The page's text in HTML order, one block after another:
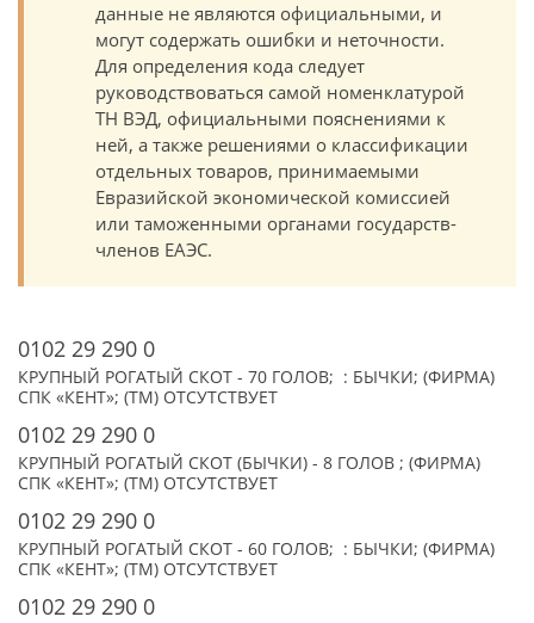
данные не являются официальными, и
могут содержать ошибки и неточности.
Для определения кода следует
руководствоваться самой номенклатурой
ТН ВЭД, официальными пояснениями к
ней, а также решениями о классификации
отдельных товаров, принимаемыми
Евразийской экономической комиссией
или таможенными органами государств-
членов ЕАЭС.
0102 29 290 0
КРУПНЫЙ РОГАТЫЙ СКОТ - 70 ГОЛОВ; : БЫЧКИ; (ФИРМА)
СПК «КЕНТ»; (TM) ОТСУТСТВУЕТ
0102 29 290 0
КРУПНЫЙ РОГАТЫЙ СКОТ (БЫЧКИ) - 8 ГОЛОВ ; (ФИРМА)
СПК «КЕНТ»; (TM) ОТСУТСТВУЕТ
0102 29 290 0
КРУПНЫЙ РОГАТЫЙ СКОТ - 60 ГОЛОВ; : БЫЧКИ; (ФИРМА)
СПК «КЕНТ»; (TM) ОТСУТСТВУЕТ
0102 29 290 0